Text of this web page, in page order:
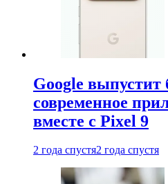
Google выпустит
современное
вместе с Pixel 9
2 года спустя2 года спустя